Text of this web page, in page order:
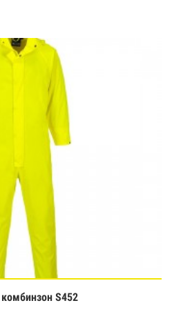
Үзэх S452